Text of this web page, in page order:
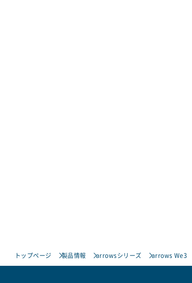
トップページ 製品情報 arrowsシリーズ arrows We3